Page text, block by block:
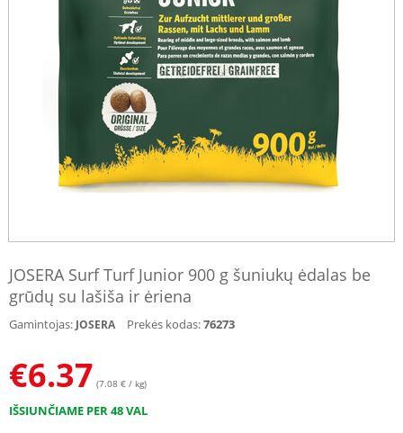
JOSERA Surf Turf Junior 900 g šuniukų ėdalas be
grūdų su lašiša ir ėriena
Gamintojas: JOSERA Prekės kodas:76273
€6.37 (7.08 € / kg)
IŠSIUNČIAME PER 48 VAL